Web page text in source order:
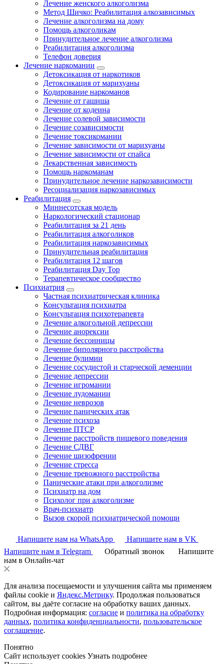
Лечение женского алкоголизма
Метод Шичко: Реабилитация алкозависимых
Лечение алкоголизма на дому
Помощь алкоголикам
Принудительное лечение алкоголизма
Реабилитация алкоголизма
Телефон доверия
Лечение наркомании
Детоксикация от наркотиков
Детоксикация от марихуаны
Кодирование наркоманов
Лечение от гашиша
Лечение от кодеина
Лечение солевой зависимости
Лечение созависимости
Лечение токсикомании
Лечение зависимости от марихуаны
Лечение зависимости от спайса
Лекарственная зависимость
Помощь наркоманам
Принудительное лечение наркозависимости
Ресоциализация наркозависимых
Реабилитация
Миннесотская модель
Наркологический стационар
Реабилитация за 21 день
Реабилитация алкоголиков
Реабилитация наркозависимых
Принудительная реабилитация
Реабилитация 12 шагов
Реабилитация Day Top
Терапевтическое сообщество
Психиатрия
Частная психиатрическая клиника
Консультация психиатра
Консультация психотерапевта
Лечение алкогольной депрессии
Лечение анорексии
Лечение бессонницы
Лечение биполярного расстройства
Лечение булимии
Лечение сосудистой и старческой деменции
Лечение депрессии
Лечение игромании
Лечение лудомании
Лечение неврозов
Лечение панических атак
Лечение психоза
Лечение ПТСР
Лечение расстройств пищевого поведения
Лечение СДВГ
Лечение шизофрении
Лечение стресса
Лечение тревожного расстройства
Панические атаки при алкоголизме
Психиатр на дом
Психолог при алкоголизме
Врач-психиатр
Вызов скорой психиатрической помощи
Напишите нам на WhatsApp
Напишите нам в VK
Напишите нам в Telegram
Обратный звонок
Напишите
нам в Онлайн-чат
Для анализа посещаемости и улучшения сайта мы применяем
файлы cookie и Яндекс.Метрику. Продолжая пользоваться
сайтом, вы даёте согласие на обработку ваших данных.
Подробная информация: согласие и политика на обработку
данных, политика конфиденциальности, пользовательское
соглашение.
Понятно
Сайт использует cookies Узнать подробнее